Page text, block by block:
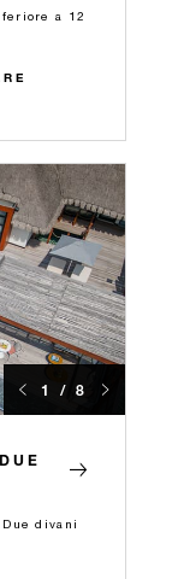
a 12
1 / 8
divani